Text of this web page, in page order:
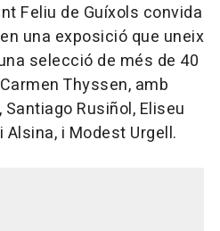
Feliu de Guíxols convida
una exposició que uneix
selecció de més de 40
Thyssen, amb
Rusiñol, Eliseu
i Modest Urgell.